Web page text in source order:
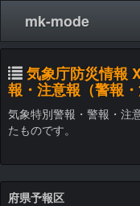
mk-mode
気象庁防災情報
報・注意報（警報
気象特別警報・警報・注
たものです。
府県予報区